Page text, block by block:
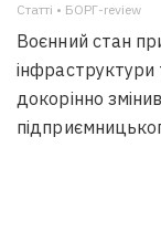
Статті • БОРГ-review
Воєнний стан
докорінно